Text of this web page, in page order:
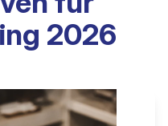
2026